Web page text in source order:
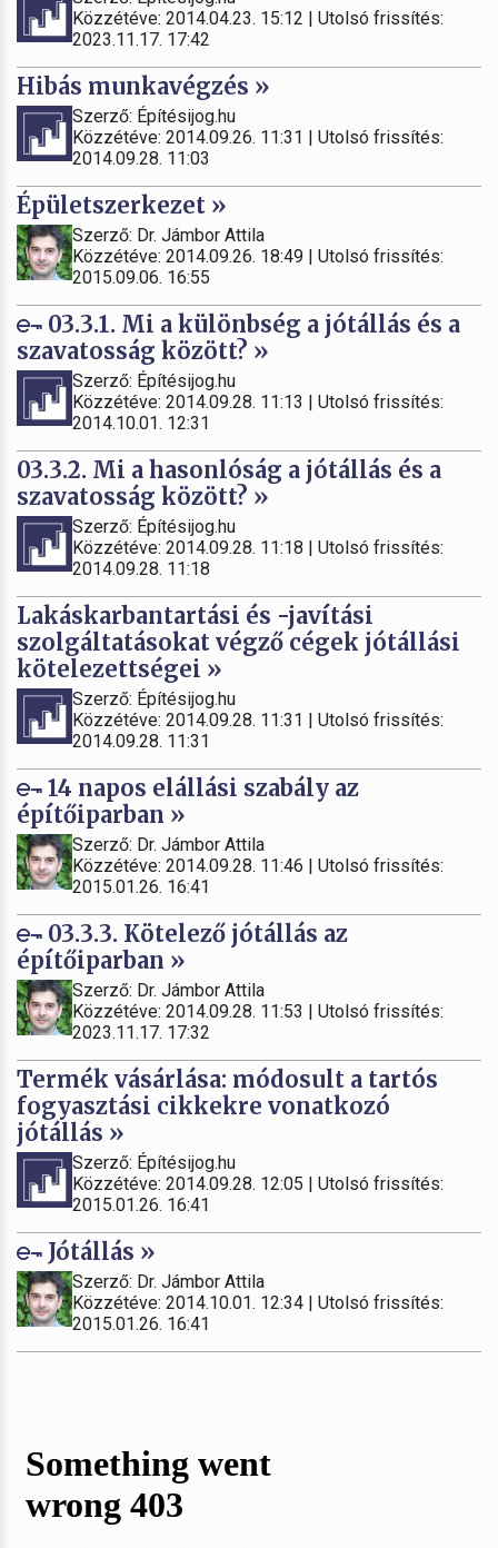
Közzétéve: 2014.04.23. 15:12 | Utolsó frissítés:
2023.11.17. 17:42
Hibás munkavégzés »
Szerző: Építésijog.hu
Közzétéve: 2014.09.26. 11:31 | Utolsó frissítés:
2014.09.28. 11:03
Épületszerkezet »
Szerző: Dr. Jámbor Attila
Közzétéve: 2014.09.26. 18:49 | Utolsó frissítés:
2015.09.06. 16:55
03.3.1. Mi a különbség a jótállás és a
szavatosság között? »
Szerző: Építésijog.hu
Közzétéve: 2014.09.28. 11:13 | Utolsó frissítés:
2014.10.01. 12:31
03.3.2. Mi a hasonlóság a jótállás és a
szavatosság között? »
Szerző: Építésijog.hu
Közzétéve: 2014.09.28. 11:18 | Utolsó frissítés:
2014.09.28. 11:18
Lakáskarbantartási és -javítási
szolgáltatásokat végző cégek jótállási
kötelezettségei »
Szerző: Építésijog.hu
Közzétéve: 2014.09.28. 11:31 | Utolsó frissítés:
2014.09.28. 11:31
14 napos elállási szabály az
építőiparban »
Szerző: Dr. Jámbor Attila
Közzétéve: 2014.09.28. 11:46 | Utolsó frissítés:
2015.01.26. 16:41
03.3.3. Kötelező jótállás az
építőiparban »
Szerző: Dr. Jámbor Attila
Közzétéve: 2014.09.28. 11:53 | Utolsó frissítés:
2023.11.17. 17:32
Termék vásárlása: módosult a tartós
fogyasztási cikkekre vonatkozó
jótállás »
Szerző: Építésijog.hu
Közzétéve: 2014.09.28. 12:05 | Utolsó frissítés:
2015.01.26. 16:41
Jótállás »
Szerző: Dr. Jámbor Attila
Közzétéve: 2014.10.01. 12:34 | Utolsó frissítés:
2015.01.26. 16:41